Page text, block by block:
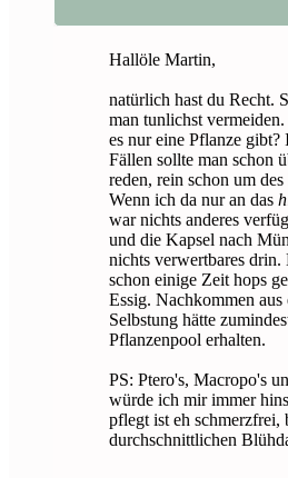
Hallöle Martin,
natürlich hast du Recht.
man tunlichst
es nur eine Pflanze gibt?
Fällen sollte man schon
reden, rein schon um
Wenn ich da nur an das
war nichts anderes
und die Kapsel nach
nichts verwertbares
schon einige Zeit hops
Essig. Nachkommen
Selbstung hätte
Pflanzenpool erhalten.
PS: Ptero's, Macropo's
würde ich mir immer
pflegt ist eh schmerzfrei,
durchschnittlichen